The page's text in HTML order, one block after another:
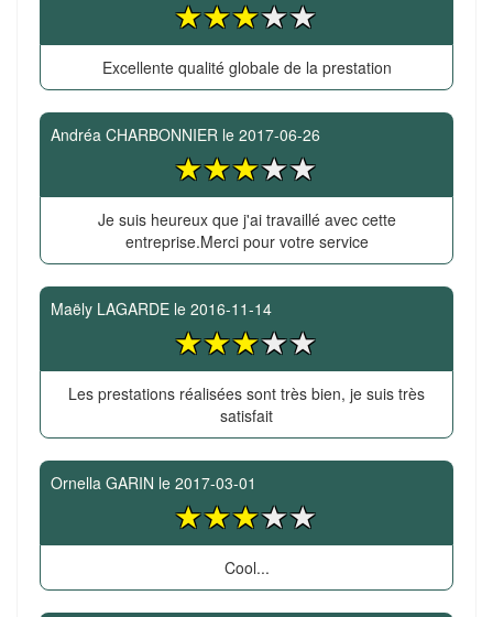
Excellente qualité globale de la prestation
Andréa CHARBONNIER le 2017-06-26
Je suis heureux que j'ai travaillé avec cette
entreprise.Merci pour votre service
Maëly LAGARDE le 2016-11-14
Les prestations réalisées sont très bien, je suis très
satisfait
Ornella GARIN le 2017-03-01
Cool...